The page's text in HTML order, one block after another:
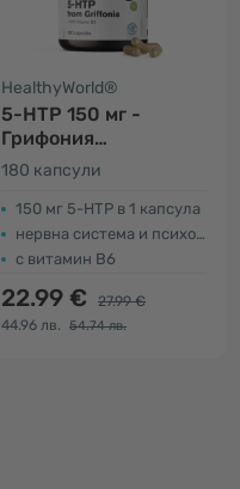
HealthyWorld®
5-HTP 150 мг -
Грифония
симплицифолия
180 капсули
150 мг 5-HTP в 1 капсула
нервна система и психологическа функция
с витамин В6
22.99 €
27.99 €
44.96 лв.
54.74 лв.